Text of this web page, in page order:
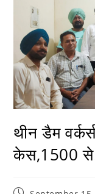
थीन डैम
केस,1500
September